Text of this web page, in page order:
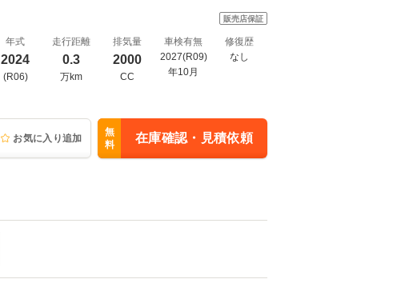
販売店保証
年式
2024
(R06)
走行距離
0.3
万km
排気量
2000
CC
車検有無
2027(R09)
年10月
修復歴
なし
お気に入り追加
無
料
在庫確認・見積依頼